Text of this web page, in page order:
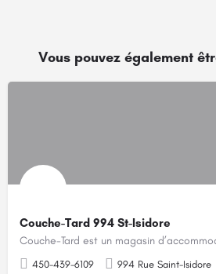
Vous pouvez également
Couche-Tard 994 St-Isidore
450-439-6109 994 Rue Saint-Isidore